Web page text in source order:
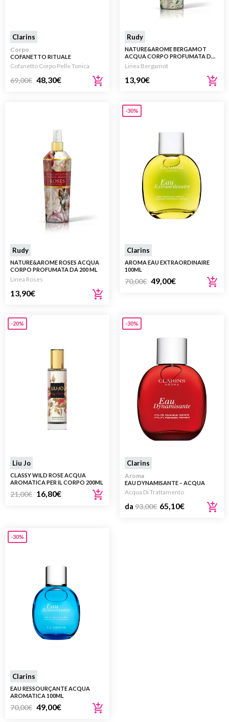
Clarins
Corpo
COFANETTO RITUALE
ENERGIZZANTE CORPO 100ML
Cofanetto Corpo Pelle Tonica
69,00€ 48,30€
Rudy
NATURE&AROME BERGAMOT
ACQUA CORPO PROFUMATA DA
200 ML
Linea Bergamot
13,90€
Rudy
NATURE&AROME ROSES ACQUA
CORPO PROFUMATA DA 200 ML
Linea Roses
13,90€
-30%
Clarins
AROMA EAU EXTRAORDINAIRE
100ML
70,00€ 49,00€
-20%
Liu Jo
CLASSY WILD ROSE ACQUA
AROMATICA PER IL CORPO 200ML
21,00€ 16,80€
-30%
Clarins
Aroma
EAU DYNAMISANTE – ACQUA
AROMATICA
Acqua Di Trattamento
da 93,00€ 65,10€
-30%
Clarins
EAU RESSOURÇANTE ACQUA
AROMATICA 100ML
70,00€ 49,00€